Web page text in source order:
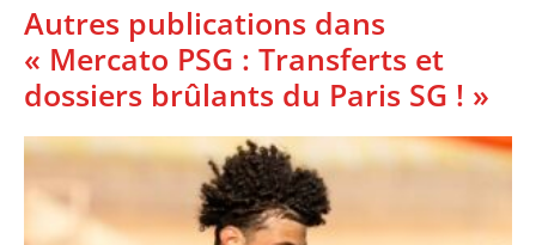
Autres publications dans
« Mercato PSG : Transferts et
dossiers brûlants du Paris SG ! »